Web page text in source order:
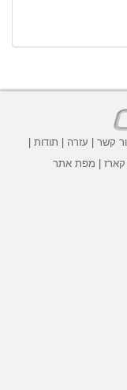
קשר | עזרה | תודות |
קארז | מפת אתר